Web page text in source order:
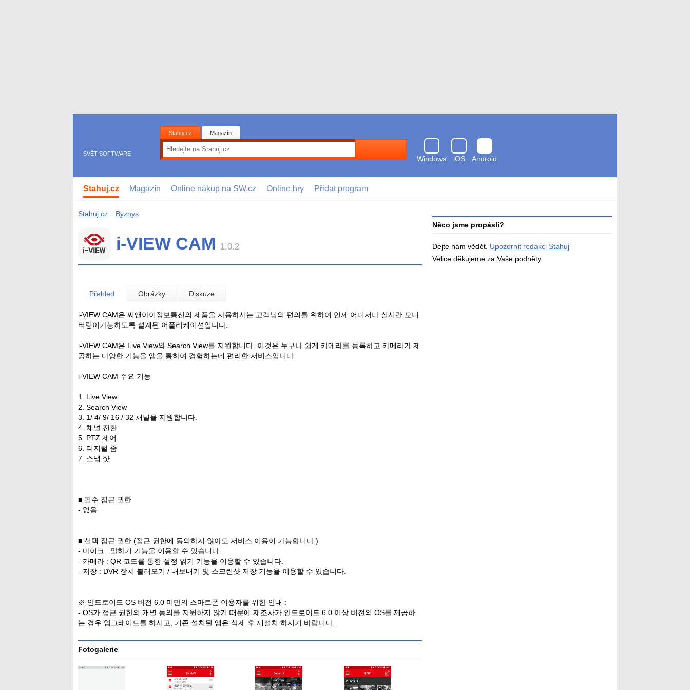
SVĚT SOFTWARE
Stahuj.cz Magazín
Windows
iOS
Android
antivirem
Stahuj.cz Magazín Online nákup na SW.cz Online hry Přidat program
Stahuj.cz Byznys
i-VIEW CAM 1.0.2
Přehled Obrázky Diskuze
i-VIEW CAM은 씨앤아이정보통신의 제품을 사용하시는 고객님의 편의를 위하여 언제 어디서나 실시간 모니
터링이가능하도록 설계된 어플리케이션입니다.
i-VIEW CAM은 Live View와 Search View를 지원합니다. 이것은 누구나 쉽게 카메라를 등록하고 카메라가 제
공하는 다양한 기능을 앱을 통하여 경험하는데 편리한 서비스입니다.
i-VIEW CAM 주요 기능
1. Live View
2. Search View
3. 1/ 4/ 9/ 16 / 32 채널을 지원합니다.
4. 채널 전환
5. PTZ 제어
6. 디지털 줌
7. 스냅 샷
■ 필수 접근 권한
- 없음
■ 선택 접근 권한 (접근 권한에 동의하지 않아도 서비스 이용이 가능합니다.)
- 마이크 : 말하기 기능을 이용할 수 있습니다.
- 카메라 : QR 코드를 통한 설정 읽기 기능을 이용할 수 있습니다.
- 저장 : DVR 장치 불러오기 / 내보내기 및 스크린샷 저장 기능을 이용할 수 있습니다.
※ 안드로이드 OS 버전 6.0 미만의 스마트폰 이용자를 위한 안내 :
- OS가 접근 권한의 개별 동의를 지원하지 않기 때문에 제조사가 안드로이드 6.0 이상 버전의 OS를 제공하
는 경우 업그레이드를 하시고, 기존 설치된 앱은 삭제 후 재설치 하시기 바랍니다.
Fotogalerie
Něco jsme propásli?
Dejte nám vědět. Upozornit redakci Stahuj
Velice děkujeme za Vaše podněty